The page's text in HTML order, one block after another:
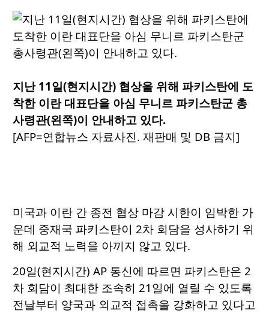
지난 11일(현지시간) 협상을 위해 파키스탄에 도
착한 이란 대표단을 아심 무니르 파키스탄군 총
사령관(왼쪽)이 안내하고 있다.
[AFP=연합뉴스 자료사진. 재판매 및 DB 금지]
미국과 이란 간 종전 협상 마감 시한이 임박한 가
운데 중재국 파키스탄이 2차 회담을 성사하기 위
해 외교적 노력을 아끼지 않고 있다.
20일(현지시간) AP 통신에 따르면 파키스탄은 2
차 회담이 최대한 조속히 21일에 열릴 수 있도록
전날부터 양국과 외교적 접촉을 강화하고 있다고